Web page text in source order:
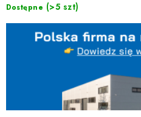
Dostępne (>5 szt)